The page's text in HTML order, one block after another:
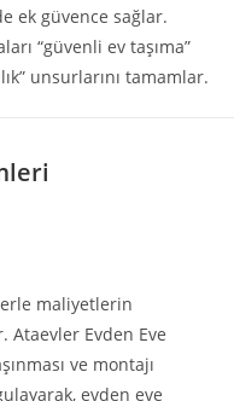
ek güvence sağlar.
“güvenli ev taşıma”
unsurlarını tamamlar.
maliyetlerin
Evden Eve
ve montajı
evden eve